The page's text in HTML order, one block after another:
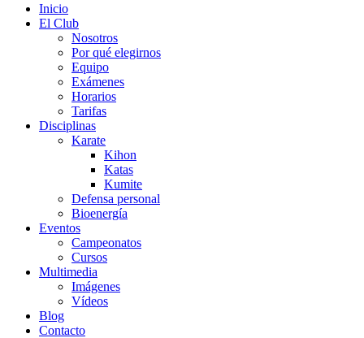
Inicio
El Club
Nosotros
Por qué elegirnos
Equipo
Exámenes
Horarios
Tarifas
Disciplinas
Karate
Kihon
Katas
Kumite
Defensa personal
Bioenergía
Eventos
Campeonatos
Cursos
Multimedia
Imágenes
Vídeos
Blog
Contacto